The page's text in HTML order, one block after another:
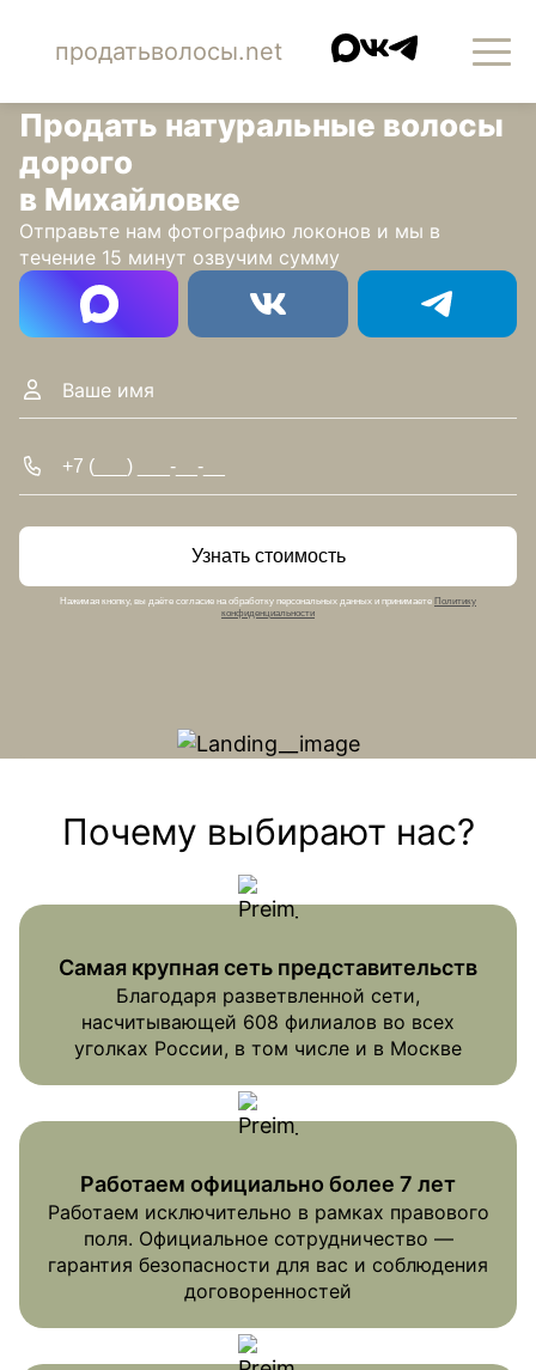
продатьволосы.net
Продать натуральные волосы
дорого
в Михайловке
Отправьте нам фотографию локонов и мы в
течение 15 минут озвучим сумму
Имя
Телефон
Узнать стоимость
Нажимая кнопку, вы даёте согласие на обработку персональных данных и принимаете Политику
конфиденциальности
Почему выбирают нас?
Самая крупная сеть представительств
Благодаря разветвленной сети,
насчитывающей 608 филиалов во всех
уголках России, в том числе и в Москве
Работаем официально более 7 лет
Работаем исключительно в рамках правового
поля. Официальное сотрудничество —
гарантия безопасности для вас и соблюдения
договоренностей